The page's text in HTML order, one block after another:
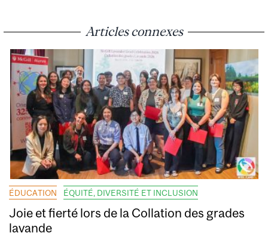
Articles connexes
ÉDUCATION ÉQUITÉ, DIVERSITÉ ET INCLUSION
Joie et fierté lors de la Collation des grades
lavande